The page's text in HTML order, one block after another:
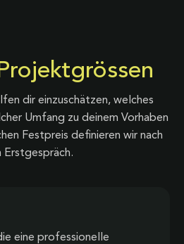
dir einzuschätzen, welches
Umfang zu deinem Vorhaben
Festpreis definieren wir nach
Erstgespräch.
eine professionelle